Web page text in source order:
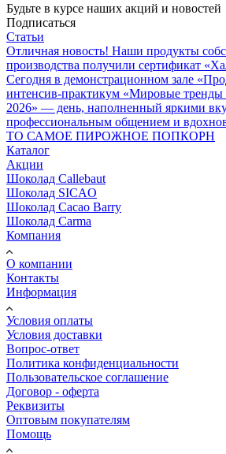
Будьте в курсе наших акций и новостей
Подписаться
Статьи
Отличная новость! Наши продукты
производства получили сертификат
Сегодня в демонстрационном зале
интенсив-практикум «Мировые тренды
2026» — день, наполненный яркими
профессиональным общением и
ТО САМОЕ ПИРОЖНОЕ ПОПКОРН
Каталог
Акции
Шоколад Callebaut
Шоколад SICAO
Шоколад Cacao Barry
Шоколад Carma
Компания
О компании
Контакты
Информация
Условия оплаты
Условия доставки
Вопрос-ответ
Политика конфиденциальности
Пользовательское соглашение
Договор - оферта
Реквизиты
Оптовым покупателям
Помощь